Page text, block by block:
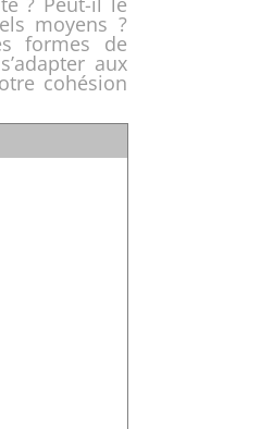
moyens ?
formes de
aux
cohésion